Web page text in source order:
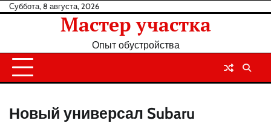
Перейти
Суббота, 8 августа, 2026
Мастер участка
Опыт обустройства
Новый универсал Subaru